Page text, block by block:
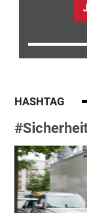
HASHTAG